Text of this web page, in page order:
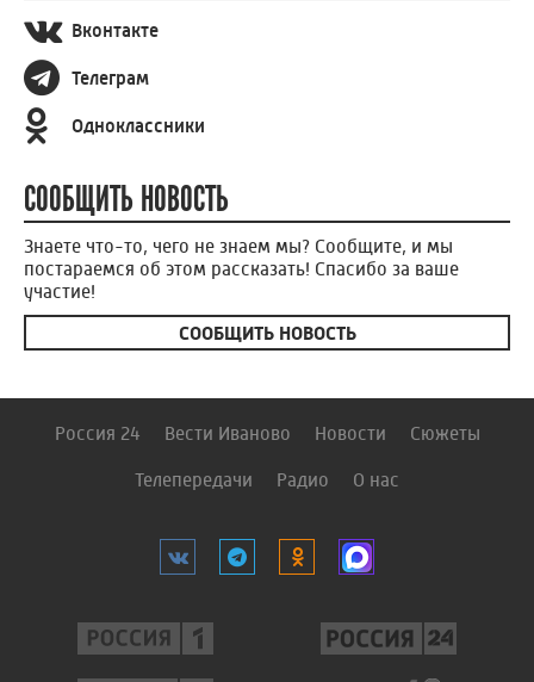
Вконтакте
Телеграм
Одноклассники
СООБЩИТЬ НОВОСТЬ
Знаете что-то, чего не знаем мы? Сообщите, и мы
постараемся об этом рассказать! Спасибо за ваше
участие!
СООБЩИТЬ НОВОСТЬ
Россия 24 Вести Иваново Новости Сюжеты
Телепередачи Радио О нас